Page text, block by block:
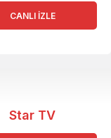
CANLI İZLE
Star TV